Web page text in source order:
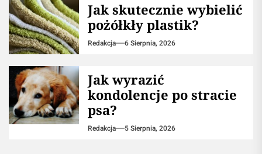
Jak skutecznie wybielić
pożółkły plastik?
Redakcja 6 Sierpnia, 2026
Jak wyrazić
kondolencje po stracie
psa?
Redakcja 5 Sierpnia, 2026